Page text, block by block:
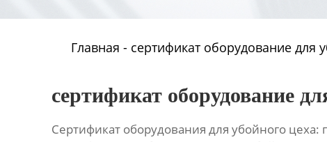
Главная - сертификат оборудование для
сертификат оборудование
Сертификат оборудования для убойного цеха: